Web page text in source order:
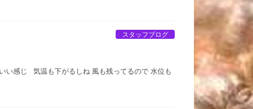
スタッフブログ
い感じ 気温も下がるしね 風も残ってるので 水位も